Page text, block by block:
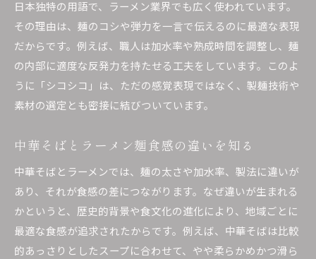
日本独特の用語で、ラーメン業界でも広く使われています。
その理由は、麺のコシや弾力を一言で伝えるのに最適な表現
だからです。例えば、職人は加水率や熟成時間を調整し、麺
の内部に適度な反発力を持たせる工夫をしています。このよ
うに「シコシコ」は、ただの感覚表現ではなく、製麺技術や
素材の選定とも密接に結びついています。
中華そばとラーメン麺食感の違いを知る
中華そばとラーメンでは、麺の太さや加水率、製法に違いが
あり、それが食感の差につながります。なぜ違いが生まれる
かというと、歴史的背景や食文化の進化により、地域ごとに
最適な食感が追求されたからです。例えば、中華そばは比較
的あっさりとしたスープに合わせて、やや柔らかめかつ滑ら